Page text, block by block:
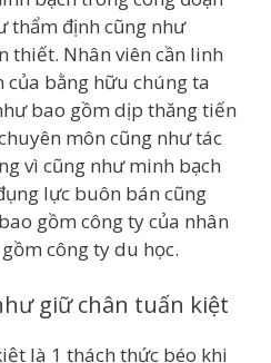
thẩm định cũng như
thiết. Nhân viên cần linh
bằng hữu chúng ta
bao gồm dịp thăng tiến
môn cũng như tác
vì cũng như minh bạch
lực buôn bán cũng
gồm công ty của nhân
công ty du học.
giữ chân tuấn kiệt
là 1 thách thức béo khi